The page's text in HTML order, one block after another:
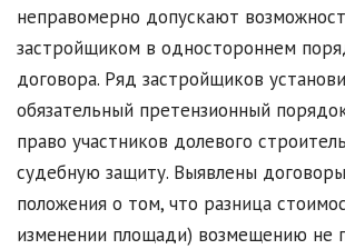
неправомерно допускают
застройщиком в одностороннем
договора. Ряд застройщиков
обязательный претензионный
право участников долевого
судебную защиту. Выявлены
положения о том, что разница
изменении площади) возмещению не